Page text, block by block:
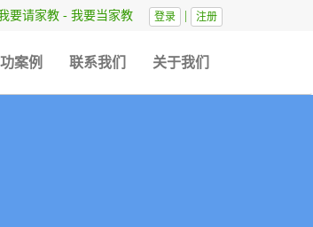
要请家教 - 我要当家教 登录 注册
案例 联系我们 关于我们